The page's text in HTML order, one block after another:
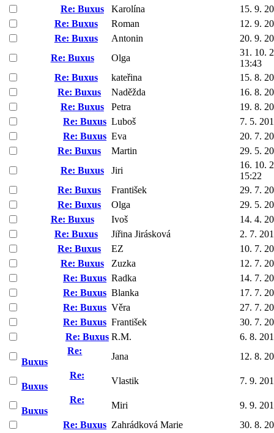
Re: Buxus
Karolína
15. 9.
Re: Buxus
Roman
12. 9.
Re: Buxus
Antonin
20. 9.
Re: Buxus
Olga
31. 10.
13:43
Re: Buxus
kateřina
15. 8.
Re: Buxus
Naděžda
16. 8.
Re: Buxus
Petra
19. 8.
Re: Buxus Luboš
7. 5.
Re: Buxus Eva
20. 7.
Re: Buxus
Martin
29. 5.
Re: Buxus
Jiri
16. 10.
15:22
Re: Buxus
František
29. 7.
Re: Buxus
Olga
29. 5.
Re: Buxus
Ivoš
14. 4.
Re: Buxus
Jiřina Jirásková
2. 7.
Re: Buxus
EZ
10. 7.
Re: Buxus
Zuzka
12. 7.
Re: Buxus Radka
14. 7.
Re: Buxus Blanka
17. 7.
Re: Buxus Věra
27. 7.
Re: Buxus František
30. 7.
Re: Buxus R.M.
6. 8.
Re:
Buxus
Jana
12. 8.
Re:
Buxus
Vlastik
7. 9.
Re:
Buxus
Miri
9. 9.
Re: Buxus Zahrádková Marie
30. 8.